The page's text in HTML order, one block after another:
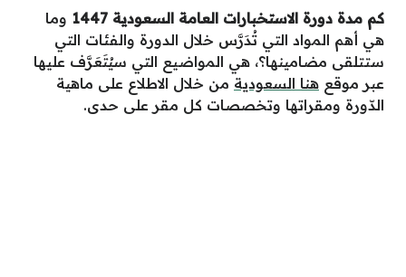
كم مدة دورة الاستخبارات العامة السعودية 1447
وما
هي أهم المواد التي تُدَرَّس خلال الدورة والفئات التي
ستتلقى مضامينها؟، هي المواضيع التي سيُتَعَرَّف عليها
عبر موقع هنا السعودية من خلال الاطلاع على ماهية
الدّورة ومقراتها وتخصصات كل مقر على حدى.